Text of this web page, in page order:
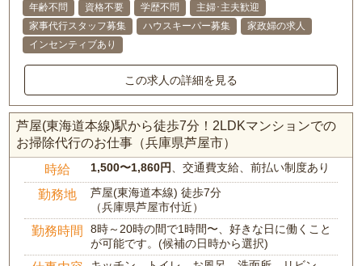
年齢不問
資格不要 学歴不問
主婦･主夫歓迎
家事代行スタッフ募集
ハウスキーパー募集
家政婦の求人
インセンティブあり
この求人の詳細を見る
芦屋(東海道本線)駅から徒歩7分！2LDKマンションでの
お掃除代行のお仕事（兵庫県芦屋市）
時給 1,500〜1,860円 、交通費支給、前払い制度あり
勤務地
芦屋(東海道本線) 徒歩7分
（兵庫県芦屋市付近）
勤務時間
8時～20時の間で1時間〜、好きな日に働くこと
が可能です。(候補の日時から選択)